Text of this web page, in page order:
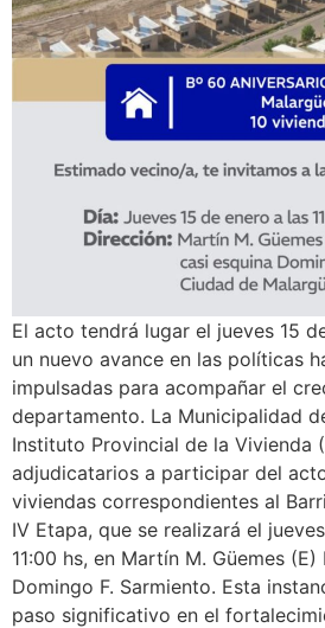
El acto tendrá lugar el jueves 15
un nuevo avance en las políticas
impulsadas para acompañar el
departamento. La Municipalidad
Instituto Provincial de la Vivienda
adjudicatarios a participar del
viviendas correspondientes al
IV Etapa, que se realizará el
11:00 hs, en Martín M. Güemes
Domingo F. Sarmiento. Esta
paso significativo en el